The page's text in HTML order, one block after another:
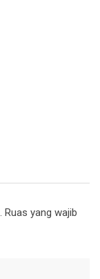
Ruas yang wajib